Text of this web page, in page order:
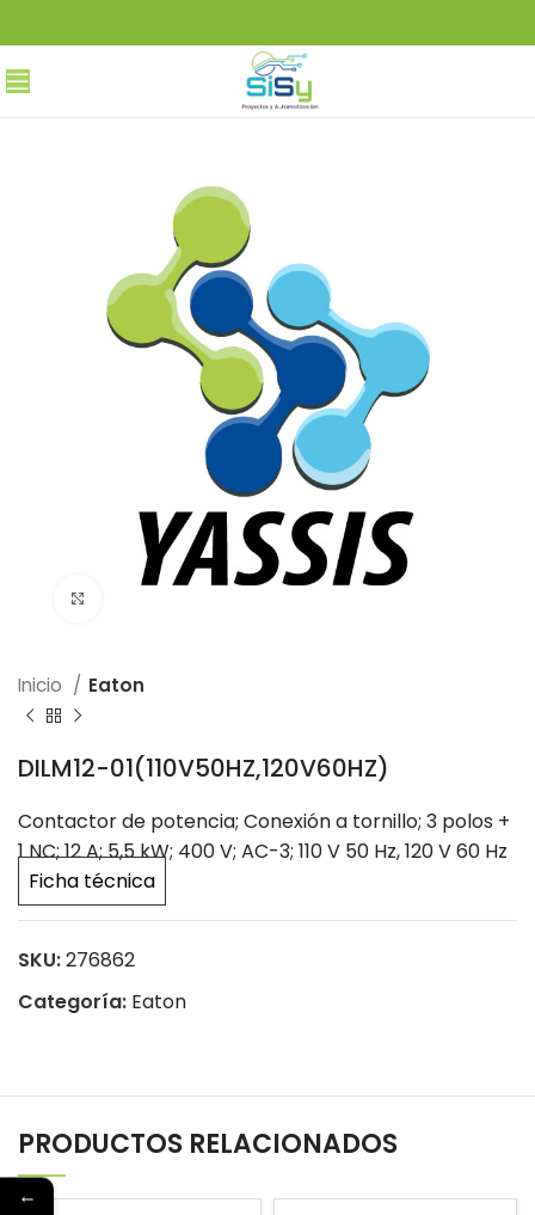
Inicio Eaton
DILM12-01(110V50HZ,120V60HZ)
Contactor de potencia; Conexión a tornillo; 3 polos +
1 NC; 12 A; 5,5 kW; 400 V; AC-3; 110 V 50 Hz, 120 V 60 Hz
Ficha técnica
SKU:276862
Categoría: Eaton
PRODUCTOS RELACIONADOS
←